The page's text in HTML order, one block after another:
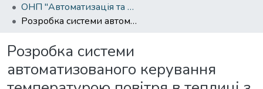
ОНП "Автоматизація та комп’ютерно-інтегровані технології та робототехніка"
Розробка системи автоматизованого керування температурою повітря в теплиці з використанням технології інтернет-речей
Розробка системи
автоматизованого керування